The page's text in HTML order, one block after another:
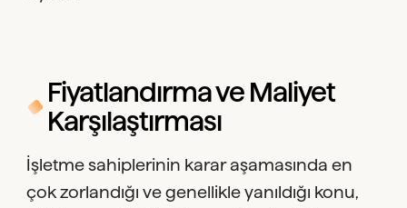
Fiyatlandırma ve Maliyet
Karşılaştırması
İşletme sahiplerinin karar aşamasında en
çok zorlandığı ve genellikle yanıldığı konu,